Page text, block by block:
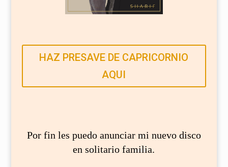
HAZ PRESAVE DE CAPRICORNIO
AQUI
Por fin les puedo anunciar mi nuevo disco
en solitario familia.